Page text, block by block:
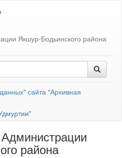
Якшур-Бодьинского района
сайта "Архивная
района